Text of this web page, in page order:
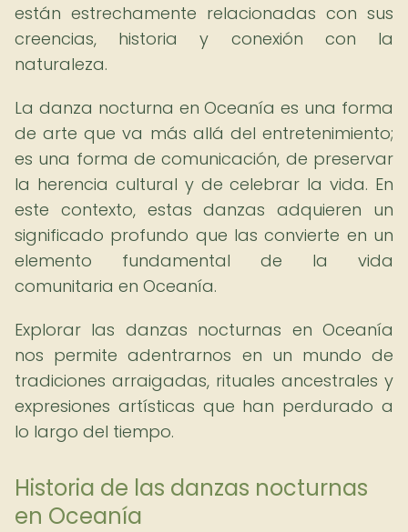
están estrechamente relacionadas con sus
creencias, historia y conexión con la
naturaleza.
La danza nocturna en Oceanía es una forma
de arte que va más allá del entretenimiento;
es una forma de comunicación, de preservar
la herencia cultural y de celebrar la vida. En
este contexto, estas danzas adquieren un
significado profundo que las convierte en un
elemento fundamental de la vida
comunitaria en Oceanía.
Explorar las danzas nocturnas en Oceanía
nos permite adentrarnos en un mundo de
tradiciones arraigadas, rituales ancestrales y
expresiones artísticas que han perdurado a
lo largo del tiempo.
Historia de las danzas nocturnas
en Oceanía